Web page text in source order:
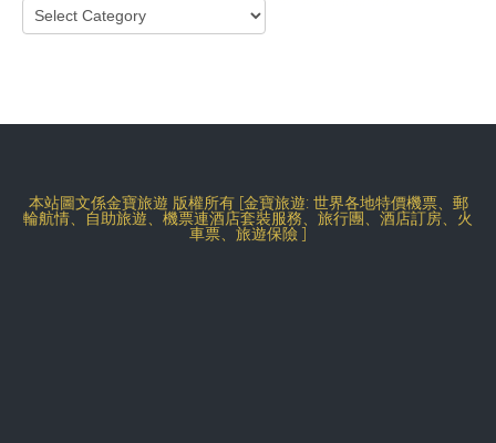
Categories
本站圖文係金寶旅遊 版權所有 [金寶旅遊: 世界各地特價機票、郵
輪航情、自助旅遊、機票連酒店套裝服務、旅行團、酒店訂房、火
車票、旅遊保險 ]